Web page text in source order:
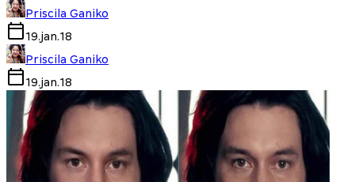
Priscila Ganiko
19.jan.18
Priscila Ganiko
19.jan.18